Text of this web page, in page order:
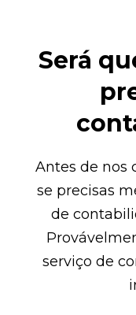
Será
Antes de nos
se precisas
de
serviço de